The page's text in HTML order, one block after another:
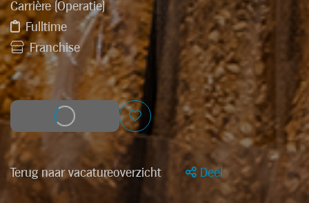
Carrière (Operatie)
Fulltime
Franchise
Solliciteer
Terug naar vacatureoverzicht Deel